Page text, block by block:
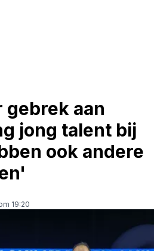
gebrek aan
jong talent bij
ook andere
19:20